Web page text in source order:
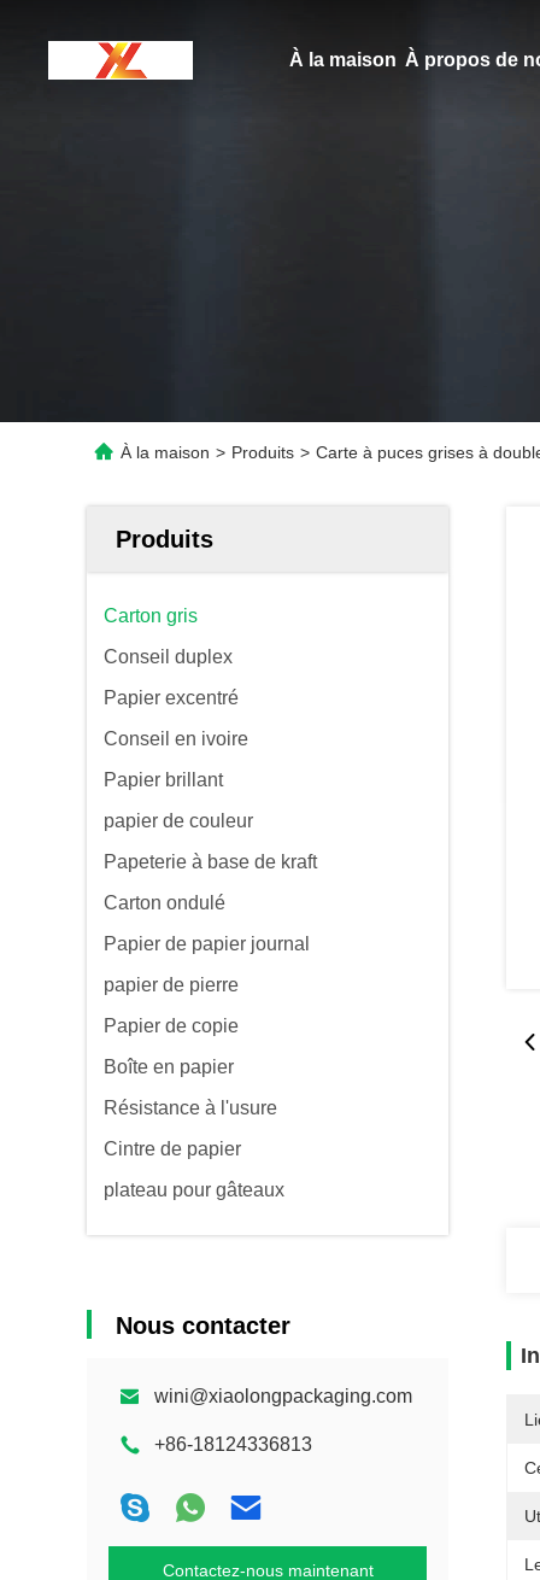
À la maison À propos de
À la maison > Produits > Carte à puces grises à
Produits
Carton gris
Conseil duplex
Papier excentré
Conseil en ivoire
Papier brillant
papier de couleur
Papeterie à base de kraft
Carton ondulé
Papier de papier journal
papier de pierre
Papier de copie
Boîte en papier
Résistance à l'usure
Cintre de papier
plateau pour gâteaux
Nous contacter
wini@xiaolongpackaging.com
+86-18124336813
Contactez-nous maintenant